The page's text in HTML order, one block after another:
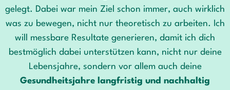
gelegt. Dabei war mein Ziel schon immer, auch wirklich
was zu bewegen, nicht nur theoretisch zu arbeiten. Ich
will messbare Resultate generieren, damit ich dich
bestmöglich dabei unterstützen kann, nicht nur deine
Lebensjahre, sondern vor allem auch deine
Gesundheitsjahre langfristig und nachhaltig